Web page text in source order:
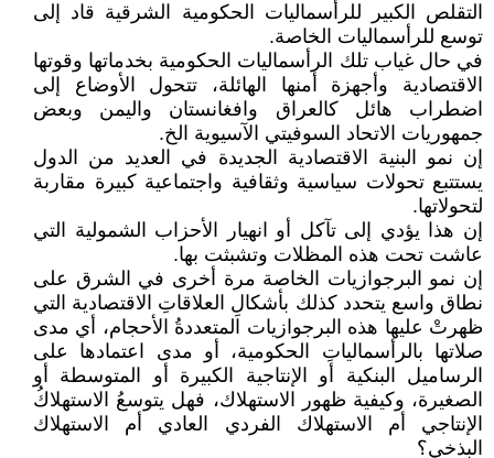
التقلص الكبير للرأسماليات الحكومية الشرقية قاد إلى
توسع للرأسماليات الخاصة.
في حال غياب تلك الرأسماليات الحكومية بخدماتها وقوتها
الاقتصادية وأجهزة أمنها الهائلة، تتحول الأوضاع إلى
اضطراب هائل كالعراق وافغانستان واليمن وبعض
جمهوريات الاتحاد السوفيتي الآسيوية الخ.
إن نمو البنية الاقتصادية الجديدة في العديد من الدول
يستتبع تحولات سياسية وثقافية واجتماعية كبيرة مقاربة
لتحولاتها.
إن هذا يؤدي إلى تآكل أو انهيار الأحزاب الشمولية التي
عاشت تحت هذه المظلات وتشبثت بها.
إن نمو البرجوازيات الخاصة مرة أخرى في الشرق على
نطاق واسع يتحدد كذلك بأشكالِ العلاقاتِ الاقتصادية التي
ظهرتْ عليها هذه البرجوازيات المتعددةُ الأحجام، أي مدى
صلاتها بالرأسمالياتِ الحكومية، أو مدى اعتمادها على
الرساميل البنكية أو الإنتاجية الكبيرة أو المتوسطة أو
الصغيرة، وكيفية ظهور الاستهلاك، فهل يتوسعُ الاستهلاكُ
الإنتاجي أم الاستهلاك الفردي العادي أم الاستهلاك
البذخي؟